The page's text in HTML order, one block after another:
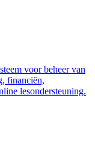
voor beheer van
financiën,
lesondersteuning.